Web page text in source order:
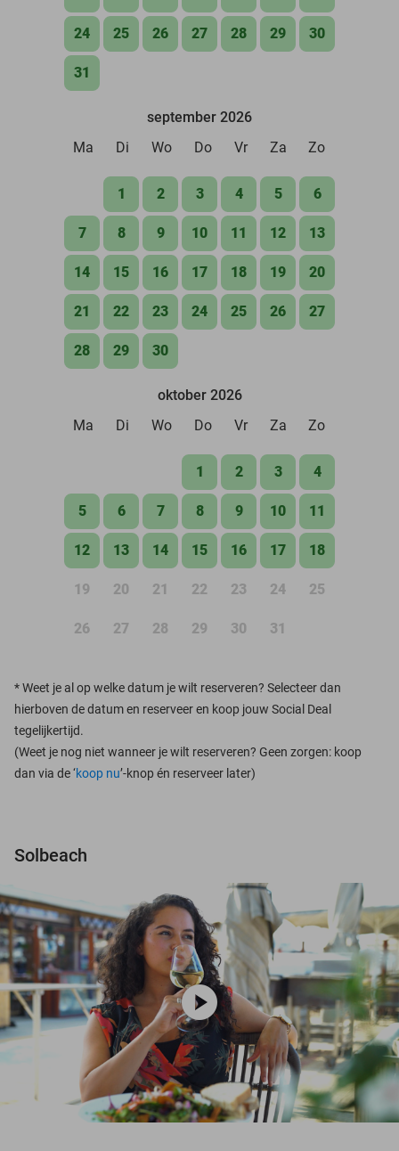
24 25 26 27 28 29 30
31
september 2026
Ma
Di Wo Do Vr Za Zo
1 2 3 4 5 6
7 8 9 10 11 12 13
14 15 16 17 18 19 20
21 22 23 24 25 26 27
28 29 30
oktober 2026
Ma
Di Wo Do Vr Za Zo
1 2 3 4
5 6 7 8 9 10 11
12 13 14 15 16 17 18
19 20 21 22 23 24 25
26 27 28 29 30 31
*Weet je al op welke datum je wilt reserveren? Selecteer dan
hierboven de datum en reserveer en koop jouw Social Deal
tegelijkertijd.
(Weet je nog niet wanneer je wilt reserveren? Geen zorgen: koop
dan via de ‘koop nu’-knop én reserveer later)
Solbeach
play_circle